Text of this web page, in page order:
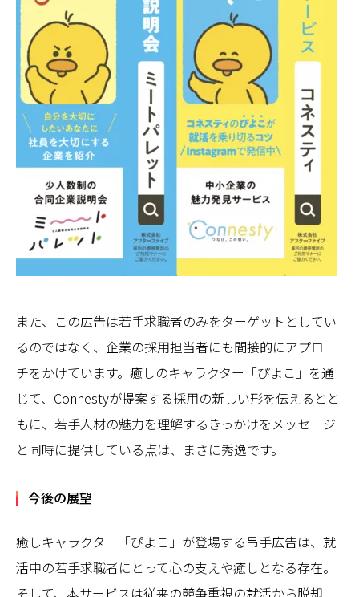
また、この広告は若手求職者のみをターゲットとしてい
るのではなく、企業の採用担当者にも間接的にアプロー
チをかけています。癒しのキャラクター「ぴよこ」を通
じて、Connestyが提案する採用の新しい形を伝えるとと
もに、若手人材の魅力を理解するきっかけをメッセージ
と同時に提供している点は、まさに秀逸です。
今後の展望
癒しキャラクター「ぴよこ」が登場する吊手広告は、就
活中の若手求職者にとって心の支えや癒しとなる存在。
そして、本サービスは従来の競争重視の就活から脱却